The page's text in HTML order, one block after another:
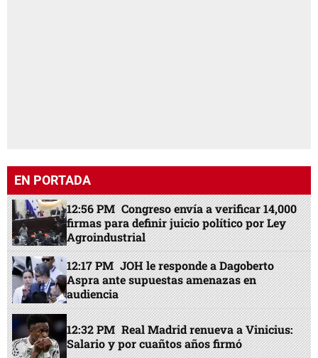
EN PORTADA
12:56 PM Congreso envía a verificar 14,000
firmas para definir juicio político por Ley
Agroindustrial
12:17 PM JOH le responde a Dagoberto
Aspra ante supuestas amenazas en
audiencia
12:32 PM Real Madrid renueva a Vinicius:
Salario y por cuañtos años firmó